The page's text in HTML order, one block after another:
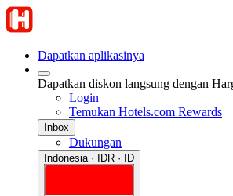
Dapatkan aplikasinya
Dapatkan diskon langsung dengan
Login
Temukan Hotels.com Rewards
Inbox
Dukungan
Indonesia · IDR · ID